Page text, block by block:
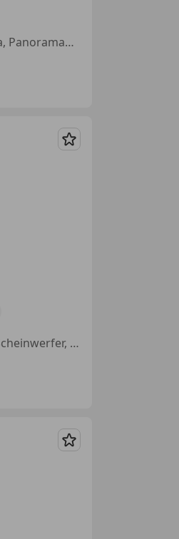
Elektrische Heckklappe, Sitzheizung, Elektrische Sitze, Massagesitze, Schiebedach, 360° Kamera, Panoramadach, Ambientebeleuchtung
Merken
Alufelgen, Klimaautomatik, Getönte Scheiben, Elektronische Parkbremse, Sommerreifen, LED-Scheinwerfer, Einparkhilfe Sensoren hinten, Radio
Merken